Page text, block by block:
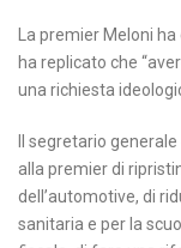
La premier Meloni
ha replicato che
una richiesta
Il segretario
alla premier di
dell’automotive, di
sanitaria e per la